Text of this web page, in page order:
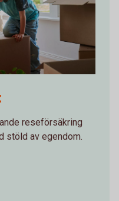
reseförsäkring
stöld av egendom.